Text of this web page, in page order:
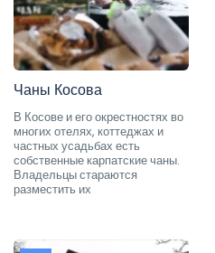
Чаны Косова
В Косове и его окрестностях во
многих отелях, коттеджах и
частных усадьбах есть
собственные карпатские чаны.
Владельцы стараются
разместить их